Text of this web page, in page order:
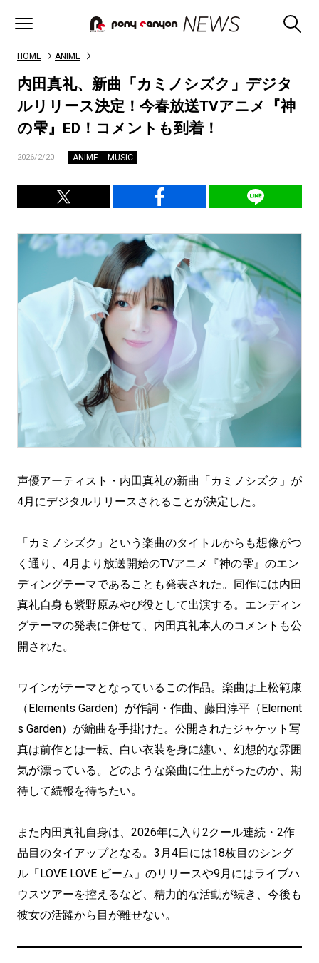
HOME ANIME
内田真礼、新曲「カミノシズク」デジタ
ルリリース決定！今春放送TVアニメ『神
の雫』ED！コメントも到着！
2026/2/20 ANIME MUSIC
声優アーティスト・内田真礼の新曲「カミノシズク」が
4月にデジタルリリースされることが決定した。
「カミノシズク」という楽曲のタイトルからも想像がつ
く通り、4月より放送開始のTVアニメ『神の雫』のエン
ディングテーマであることも発表された。同作には内田
真礼自身も紫野原みやび役として出演する。エンディン
グテーマの発表に併せて、内田真礼本人のコメントも公
開された。
ワインがテーマとなっているこの作品。楽曲は上松範康
（Elements Garden）が作詞・作曲、藤田淳平（Element
s Garden）が編曲を手掛けた。公開されたジャケット写
真は前作とは一転、白い衣装を身に纏い、幻想的な雰囲
気が漂っている。どのような楽曲に仕上がったのか、期
待して続報を待ちたい。
また内田真礼自身は、2026年に入り2クール連続・2作
品目のタイアップとなる。3月4日には18枚目のシング
ル「LOVE LOVE ビーム」のリリースや9月にはライブハ
ウスツアーを控えるなど、精力的な活動が続き、今後も
彼女の活躍から目が離せない。